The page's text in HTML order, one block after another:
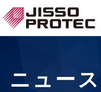
ニュース